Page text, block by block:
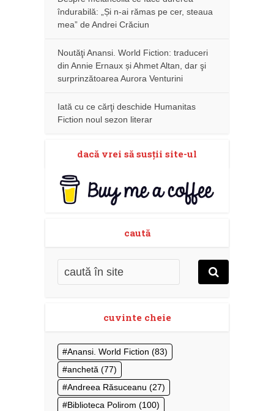
îndurabilă: „Și n-ai rămas pe cer, steaua
mea” de Andrei Crăciun
Noutăţi Anansi. World Fiction: traduceri
din Annie Ernaux și Ahmet Altan, dar şi
surprinzătoarea Aurora Venturini
Iată cu ce cărţi deschide Humanitas
Fiction noul sezon literar
dacă vrei să susţii site-ul
caută
cuvinte cheie
Anansi. World Fiction (83)
anchetă (77)
Andreea Răsuceanu (27)
Biblioteca Polirom (100)